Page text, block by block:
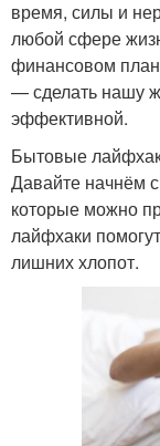
время, силы и
любой сфере
финансовом
— сделать нашу
эффективной.
Бытовые
Давайте начнём
которые можно
лайфхаки
лишних хлопот.